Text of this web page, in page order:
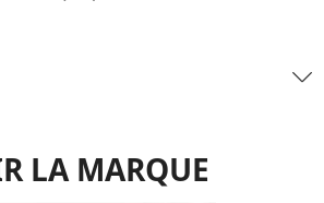
LA MARQUE